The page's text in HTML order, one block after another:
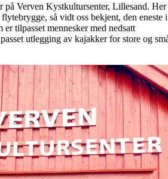
på Verven Kystkultursenter, Lillesand. Her
så vidt oss bekjent, den eneste i
er tilpasset mennesker med nedsatt
utlegging av kajakker for store og